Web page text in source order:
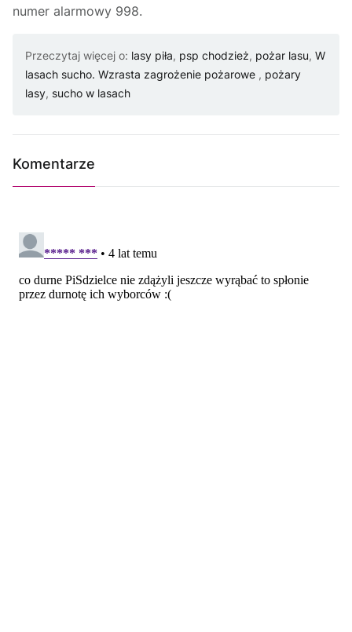
numer alarmowy 998.
Przeczytaj więcej o: lasy piła, psp chodzież, pożar lasu, W
lasach sucho. Wzrasta zagrożenie pożarowe , pożary
lasy, sucho w lasach
Komentarze